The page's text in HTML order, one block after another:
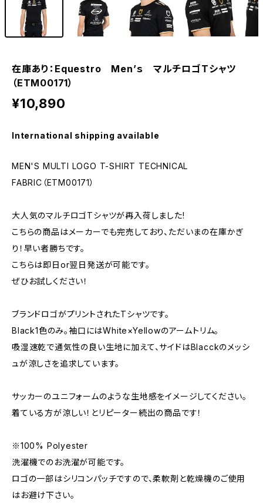
在庫あり：Equestro Men’ｓ マルチロゴTシャツ
（ETM00171）
¥10,890
International shipping available
MEN'S MULTI LOGO T-SHIRT TECHNICAL
FABRIC（ETM00171）
大人気のマルチロゴTシャツが再入荷しました!
こちらの商品はメーカーでも完売しており、ただいまの在庫かぎ
り！早い者勝ちです。
こちらは即日or翌日発送が可能です。
ぜひお試しください！
ブランドロゴがプリントされたTシャツです。
Black1色のみ。袖口にはWhite×Yellowのアームトリム。
吸湿速乾で通気性の良い生地に加えて、サイドはBlacckのメッシ
ュが涼しさを追求しています。
サッカーのユニフォームのような生地感をイメージしてください。
着ている方が涼しい！とリピーター続出の商品です！
※100% Polyester
洗濯機でのお洗濯が可能です。
ロゴの一部はシリコンパッチですので、柔軟剤と乾燥機のご使用
はお避け下さい。